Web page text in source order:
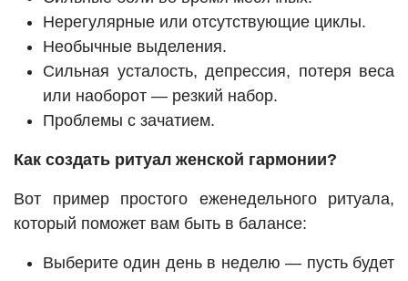
Нерегулярные или отсутствующие циклы.
Необычные выделения.
Сильная усталость, депрессия, потеря веса
или наоборот — резкий набор.
Проблемы с зачатием.
Как создать ритуал женской гармонии?
Вот пример простого еженедельного ритуала,
который поможет вам быть в балансе:
Выберите один день в неделю — пусть будет